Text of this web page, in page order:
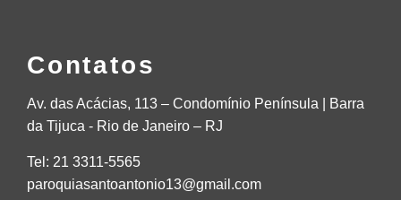
Contatos
Av. das Acácias, 113 – Condomínio Península | Barra
da Tijuca - Rio de Janeiro – RJ
Tel: 21 3311-5565
paroquiasantoantonio13@gmail.com